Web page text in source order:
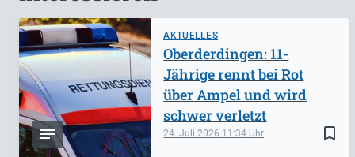
AKTUELLES
bookmark_border
24. Juli 2026 11:34
Oberderdingen: 11-
Jährige rennt bei Rot
über Ampel und wird
schwer verletzt